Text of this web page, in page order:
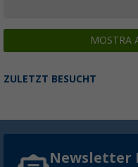
MOSTRA
ZULETZT BESUCHT
Newsletter